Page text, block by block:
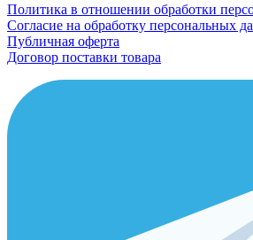
Политика в отношении обработки
Согласие на обработку персональных
Публичная оферта
Договор поставки товара